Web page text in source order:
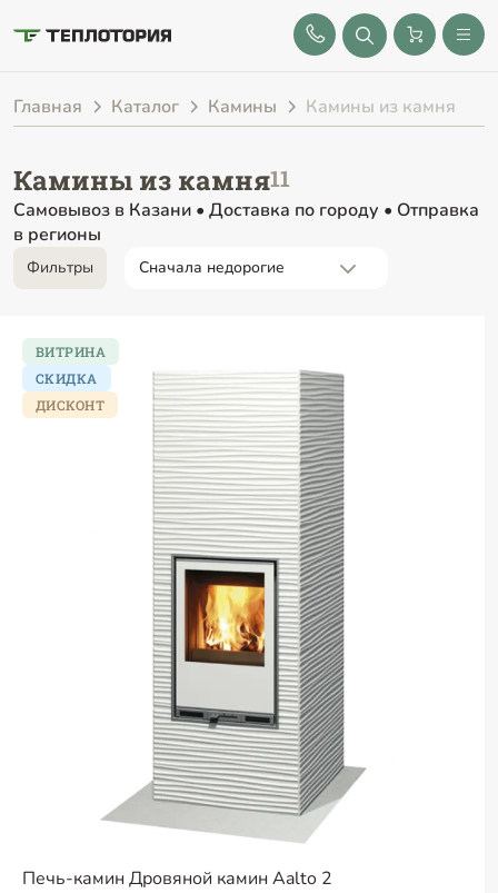
8 (843) 212-25-32
Главная Каталог Камины Камины из камня
Камины из камня
Самовывоз в Казани • Доставка по городу • Отправка
в регионы
Фильтры
Печь-камин Дровяной камин Aalto 2
ВИТРИНА
СКИДКА
ДИСКОНТ